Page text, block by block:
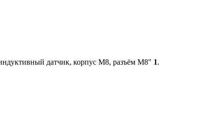
датчик, корпус М8, разъём M8" 1.